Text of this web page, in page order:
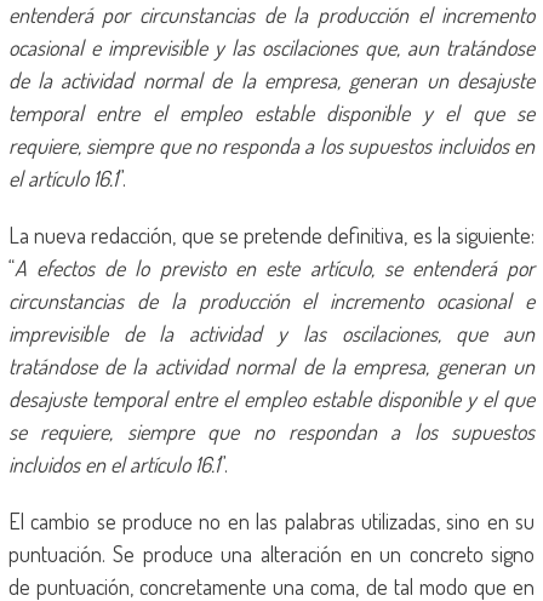
entenderá por circunstancias de la producción el incremento
ocasional e imprevisible y las oscilaciones que, aun tratándose
de la actividad normal de la empresa, generan un desajuste
temporal entre el empleo estable disponible y el que se
requiere, siempre que no responda a los supuestos incluidos en
el artículo 16.1”.
La nueva redacción, que se pretende definitiva, es la siguiente:
“A efectos de lo previsto en este artículo, se entenderá por
circunstancias de la producción el incremento ocasional e
imprevisible de la actividad y las oscilaciones, que aun
tratándose de la actividad normal de la empresa, generan un
desajuste temporal entre el empleo estable disponible y el que
se requiere, siempre que no respondan a los supuestos
incluidos en el artículo 16.1”.
El cambio se produce no en las palabras utilizadas, sino en su
puntuación. Se produce una alteración en un concreto signo
de puntuación, concretamente una coma, de tal modo que en